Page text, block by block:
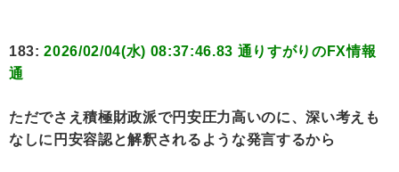
183:2026/02/04(水) 08:37:46.83 通りすがりのFX情報
通
ただでさえ積極財政派で円安圧力高いのに、深い考えも
なしに円安容認と解釈されるような発言するから